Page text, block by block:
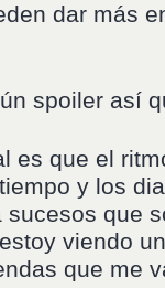
dar más
spoiler así
es que el
y los
sucesos que
viendo
que me